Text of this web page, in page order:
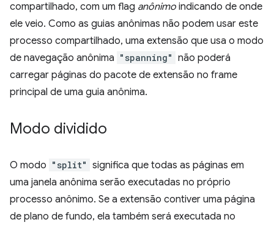
compartilhado, com um flag anônimo indicando de onde
ele veio. Como as guias anônimas não podem usar este
processo compartilhado, uma extensão que usa o modo
de navegação anônima "spanning" não poderá
carregar páginas do pacote de extensão no frame
principal de uma guia anônima.
Modo dividido
O modo "split" significa que todas as páginas em
uma janela anônima serão executadas no próprio
processo anônimo. Se a extensão contiver uma página
de plano de fundo, ela também será executada no